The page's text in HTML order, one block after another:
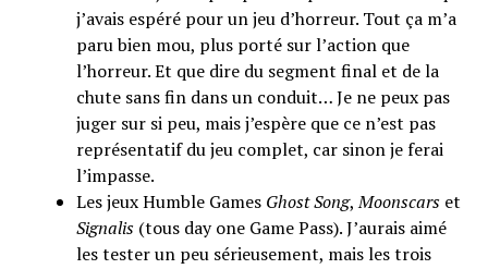
j’avais espéré pour un jeu d’horreur. Tout ça m’a
paru bien mou, plus porté sur l’action que
l’horreur. Et que dire du segment final et de la
chute sans fin dans un conduit… Je ne peux pas
juger sur si peu, mais j’espère que ce n’est pas
représentatif du jeu complet, car sinon je ferai
l’impasse.
Les jeux Humble Games Ghost Song,Moonscars et
Signalis (tous day one Game Pass). J’aurais aimé
les tester un peu sérieusement, mais les trois